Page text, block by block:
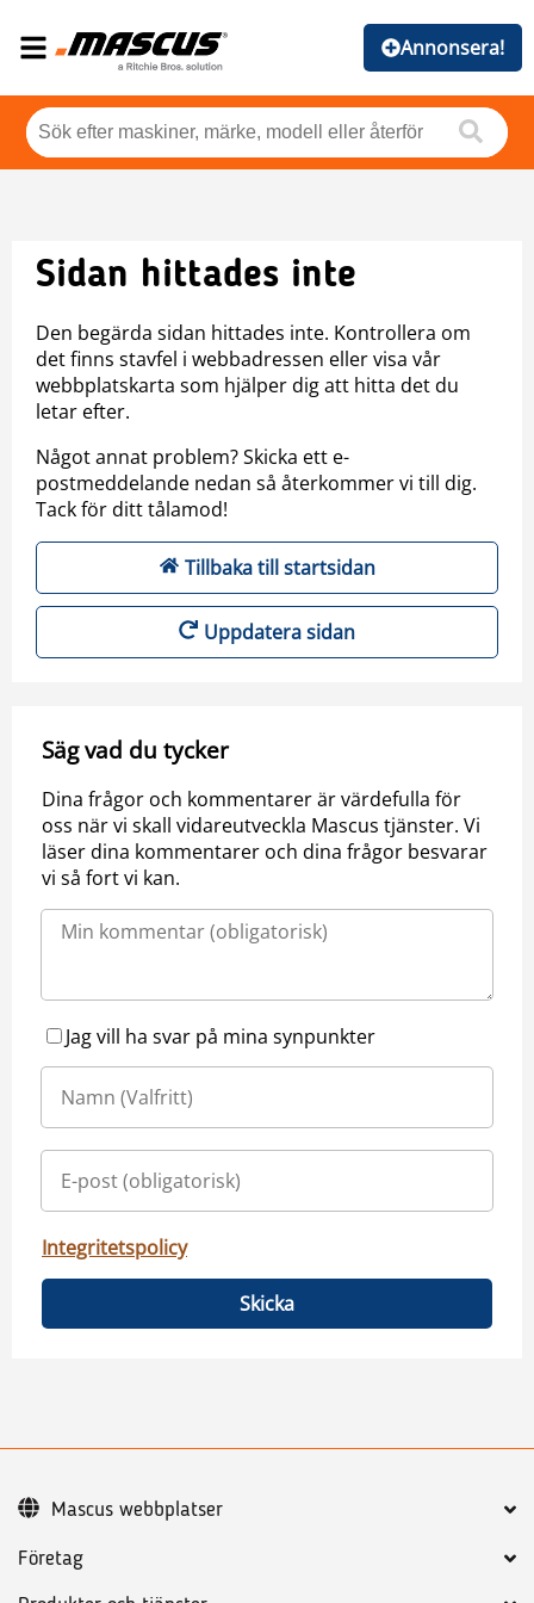
Annonsera!
Sidan hittades inte
Den begärda sidan hittades inte. Kontrollera om
det finns stavfel i webbadressen eller visa vår
webbplatskarta som hjälper dig att hitta det du
letar efter.
Något annat problem? Skicka ett e-
postmeddelande nedan så återkommer vi till dig.
Tack för ditt tålamod!
Tillbaka till startsidan
Uppdatera sidan
Säg vad du tycker
Dina frågor och kommentarer är värdefulla för
oss när vi skall vidareutveckla Mascus tjänster. Vi
läser dina kommentarer och dina frågor besvarar
vi så fort vi kan.
Jag vill ha svar på mina synpunkter
Integritetspolicy
Skicka
Företag
Mascus webbplatser